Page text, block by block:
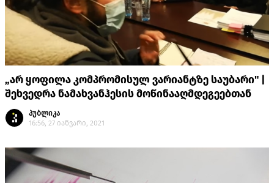
„არ ყოფილა კომპრომისულ ვარიანტზე საუბარი" |
შეხვედრა ნამახვანჰესის მოწინააღმდეგეებთან
პუბლიკა
16:56, 27 იანვარი, 2021